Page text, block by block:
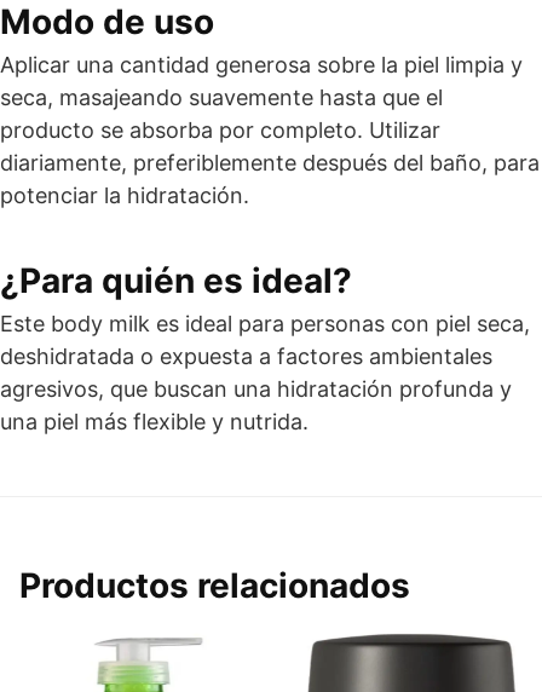
Modo de uso
Aplicar una cantidad generosa sobre la piel limpia y
seca, masajeando suavemente hasta que el
producto se absorba por completo. Utilizar
diariamente, preferiblemente después del baño, para
potenciar la hidratación.
¿Para quién es ideal?
Este body milk es ideal para personas con piel seca,
deshidratada o expuesta a factores ambientales
agresivos, que buscan una hidratación profunda y
una piel más flexible y nutrida.
Productos relacionados